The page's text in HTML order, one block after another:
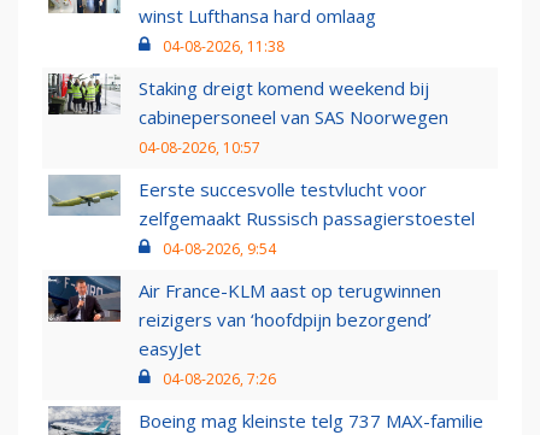
winst Lufthansa hard omlaag
04-08-2026, 11:38
Staking dreigt komend weekend bij
cabinepersoneel van SAS Noorwegen
04-08-2026, 10:57
Eerste succesvolle testvlucht voor
zelfgemaakt Russisch passagierstoestel
04-08-2026, 9:54
Air France-KLM aast op terugwinnen
reizigers van ‘hoofdpijn bezorgend’
easyJet
04-08-2026, 7:26
Boeing mag kleinste telg 737 MAX-familie